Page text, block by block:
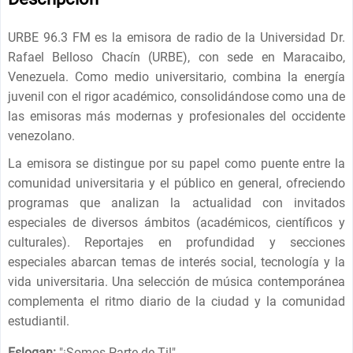
URBE 96.3 FM es la emisora ​​de radio de la Universidad Dr.
Rafael Belloso Chacín (URBE), con sede en Maracaibo,
Venezuela. Como medio universitario, combina la energía
juvenil con el rigor académico, consolidándose como una de
las emisoras más modernas y profesionales del occidente
venezolano.
La emisora ​​se distingue por su papel como puente entre la
comunidad universitaria y el público en general, ofreciendo
programas que analizan la actualidad con invitados
especiales de diversos ámbitos (académicos, científicos y
culturales). Reportajes en profundidad y secciones
especiales abarcan temas de interés social, tecnología y la
vida universitaria. Una selección de música contemporánea
complementa el ritmo diario de la ciudad y la comunidad
estudiantil.